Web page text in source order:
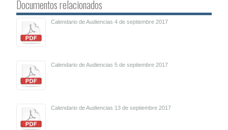
Documentos relacionados
Calendario de Audiencias 4 de septiembre 2017
Calendario de Audiencias 5 de septiembre 2017
Calendario de Audiencias 13 de septiembre 2017